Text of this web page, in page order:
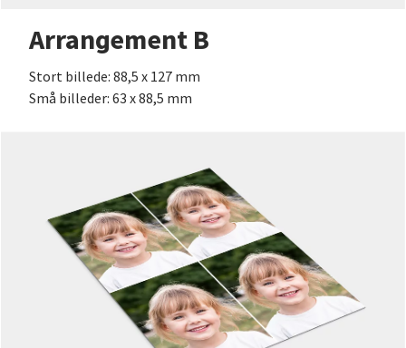
Arrangement B
Stort billede: 88,5 x 127 mm
Små billeder: 63 x 88,5 mm